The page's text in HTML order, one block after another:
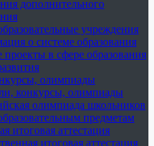
дополнительного
учреждения
о системе образования
в сфере образования
олимпиады
конкурсы, олимпиады
олимпиада школьников
предметам
итоговая аттестация
итоговая аттестация